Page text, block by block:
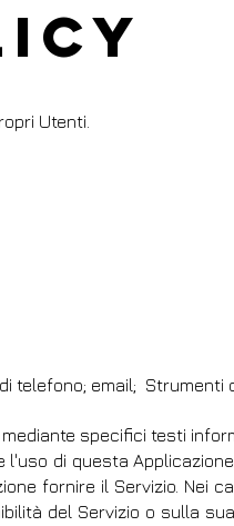
Utenti.
telefono; email; Strumenti
specifici testi
di questa
fornire il Servizio. Nei
del Servizio o sulla